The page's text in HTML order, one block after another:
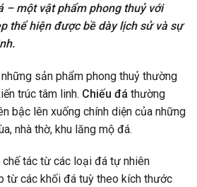
– một vật phẩm phong thuỷ với
thể hiện được bề dày lịch sử và sự
sản phẩm phong thuỷ thường
trúc tâm linh. Chiếu đá thường
bậc lên xuống chính diện của những
nhà thờ, khu lăng mộ đá.
tác từ các loại đá tự nhiên
từ các khối đá tuỳ theo kích thước